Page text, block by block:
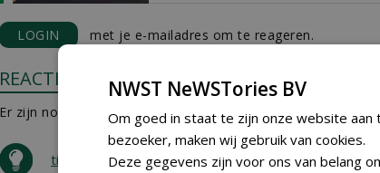
LOGIN met je e-mailadres om te reageren.
REACTIES
Er zijn nog geen reacties.
tip de redactie
NWST NeWSTories BV
Om goed in staat te zijn onze website
bezoeker, maken wij gebruik van cookies.
Deze gegevens zijn voor ons van belang